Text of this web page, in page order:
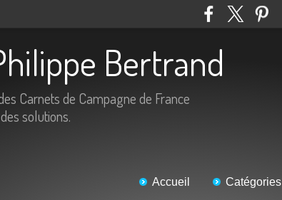
Bertrand
Carnets de Campagne de France
solutions.
Accueil Catégories